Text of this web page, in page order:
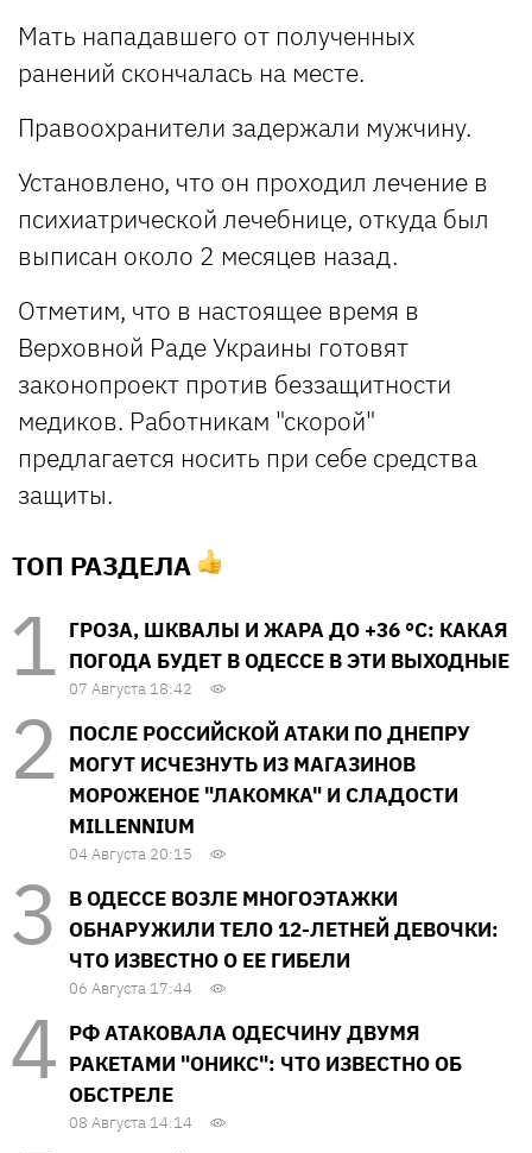
Мать нападавшего от полученных
ранений скончалась на месте.
Правоохранители задержали мужчину.
Установлено, что он проходил лечение в
психиатрической лечебнице, откуда был
выписан около 2 месяцев назад.
Отметим, что в настоящее время в
Верховной Раде Украины готовят
законопроект против беззащитности
медиков. Работникам "скорой"
предлагается носить при себе средства
защиты.
ТОП РАЗДЕЛА
ГРОЗА, ШКВАЛЫ И ЖАРА ДО +36 °С: КАКАЯ
ПОГОДА БУДЕТ В ОДЕССЕ В ЭТИ ВЫХОДНЫЕ
07 Августа 18:42
ПОСЛЕ РОССИЙСКОЙ АТАКИ ПО ДНЕПРУ
МОГУТ ИСЧЕЗНУТЬ ИЗ МАГАЗИНОВ
МОРОЖЕНОЕ "ЛАКОМКА" И СЛАДОСТИ
MILLENNIUM
04 Августа 20:15
В ОДЕССЕ ВОЗЛЕ МНОГОЭТАЖКИ
ОБНАРУЖИЛИ ТЕЛО 12-ЛЕТНЕЙ ДЕВОЧКИ:
ЧТО ИЗВЕСТНО О ЕЕ ГИБЕЛИ
06 Августа 17:44
РФ АТАКОВАЛА ОДЕСЧИНУ ДВУМЯ
РАКЕТАМИ "ОНИКС": ЧТО ИЗВЕСТНО ОБ
ОБСТРЕЛЕ
08 Августа 14:14